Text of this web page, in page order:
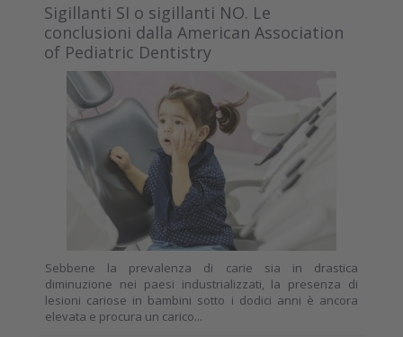
Sigillanti SI o sigillanti NO. Le
conclusioni dalla American Association
of Pediatric Dentistry
Sebbene la prevalenza di carie sia in drastica
diminuzione nei paesi industrializzati, la presenza di
lesioni cariose in bambini sotto i dodici anni è ancora
elevata e procura un carico...